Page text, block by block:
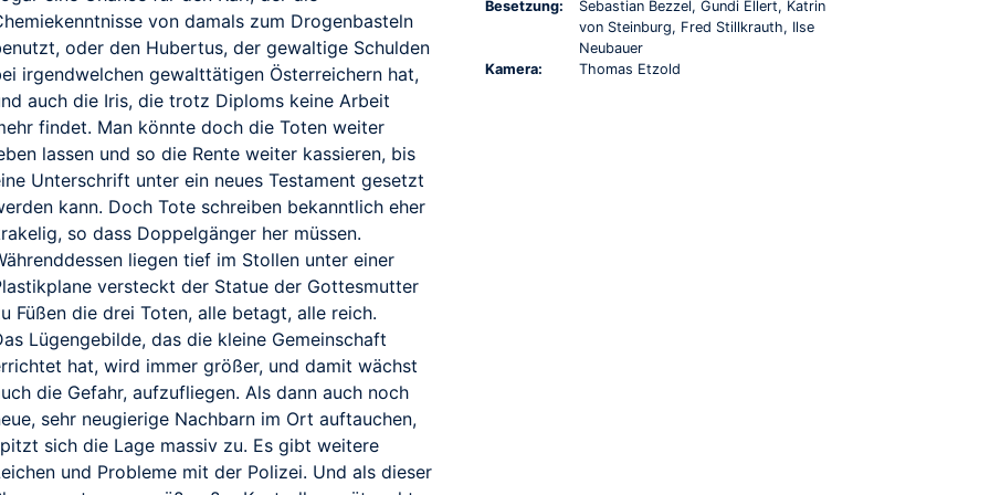
von damals zum Drogenbasteln
oder den Hubertus, der gewaltige Schulden
irgendwelchen gewalttätigen Österreichern hat,
auch die Iris, die trotz Diploms keine Arbeit
findet. Man könnte doch die Toten weiter
lassen und so die Rente weiter kassieren, bis
Unterschrift unter ein neues Testament gesetzt
kann. Doch Tote schreiben bekanntlich eher
so dass Doppelgänger her müssen.
liegen tief im Stollen unter einer
versteckt der Statue der Gottesmutter
Füßen die drei Toten, alle betagt, alle reich.
Lügengebilde, das die kleine Gemeinschaft
hat, wird immer größer, und damit wächst
die Gefahr, aufzufliegen. Als dann auch noch
sehr neugierige Nachbarn im Ort auftauchen,
sich die Lage massiv zu. Es gibt weitere
und Probleme mit der Polizei. Und als dieser
Besetzung:
Sebastian Bezzel, Gundi Ellert, Katrin
von Steinburg, Fred Stillkrauth, Ilse
Neubauer
Kamera:
Thomas Etzold